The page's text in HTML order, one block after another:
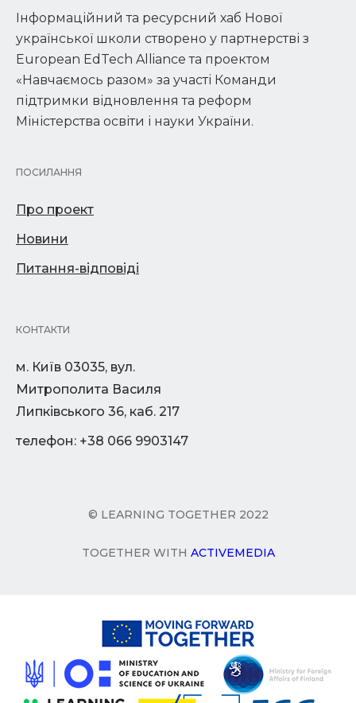
Інформаційний та ресурсний хаб Нової
української школи створено у партнерстві з
European EdTech Alliance та проектом
«Навчаємось разом» за участі Команди
підтримки відновлення та реформ
Міністерства освіти і науки України.
ПОСИЛАННЯ
Про проект
Новини
Питання-відповіді
КОНТАКТИ
м. Київ 03035, вул.
Митрополита Василя
Липківського 36, каб. 217
телефон: +38 066 9903147
© LEARNING TOGETHER 2022
TOGETHER WITH ACTIVEMEDIA